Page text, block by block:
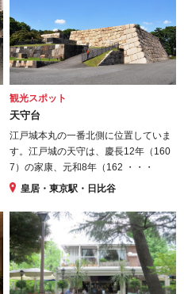
観光スポット
天守台
江戸城本丸の一番北側に位置していま
す。江戸城の天守は、慶長12年（160
7）の家康、元和8年（162 ・・・
皇居・東京駅・日比谷